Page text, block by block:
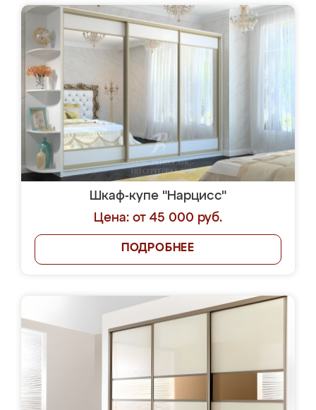
Шкаф-купе "Нарцисс"
Цена: от 45 000 руб.
ПОДРОБНЕЕ